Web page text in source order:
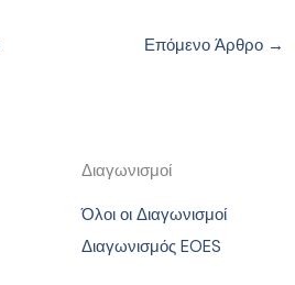
Επόμενο Άρθρο →
Διαγωνισμοί
Όλοι οι Διαγωνισμοί
Διαγωνισμός EOES